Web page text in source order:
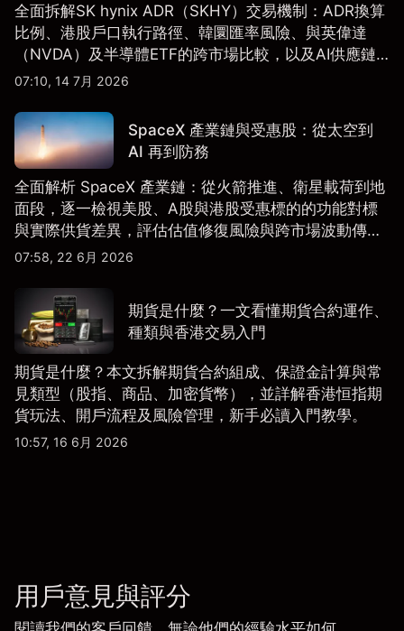
全面拆解SK hynix ADR（SKHY）交易機制：ADR換算
比例、港股戶口執行路徑、韓圜匯率風險、與英偉達
（NVDA）及半導體ETF的跨市場比較，以及AI供應鏈
配置框架，適合香港及亞洲投資者參考。
07:10, 14 7月 2026
SpaceX 產業鏈與受惠股：從太空到
AI 再到防務
全面解析 SpaceX 產業鏈：從火箭推進、衛星載荷到地
面段，逐一檢視美股、A股與港股受惠標的的功能對標
與實際供貨差異，評估估值修復風險與跨市場波動傳
導。
07:58, 22 6月 2026
期貨是什麼？一文看懂期貨合約運作、
種類與香港交易入門
期貨是什麼？本文拆解期貨合約組成、保證金計算與常
見類型（股指、商品、加密貨幣），並詳解香港恒指期
貨玩法、開戶流程及風險管理，新手必讀入門教學。
10:57, 16 6月 2026
用戶意見與評分